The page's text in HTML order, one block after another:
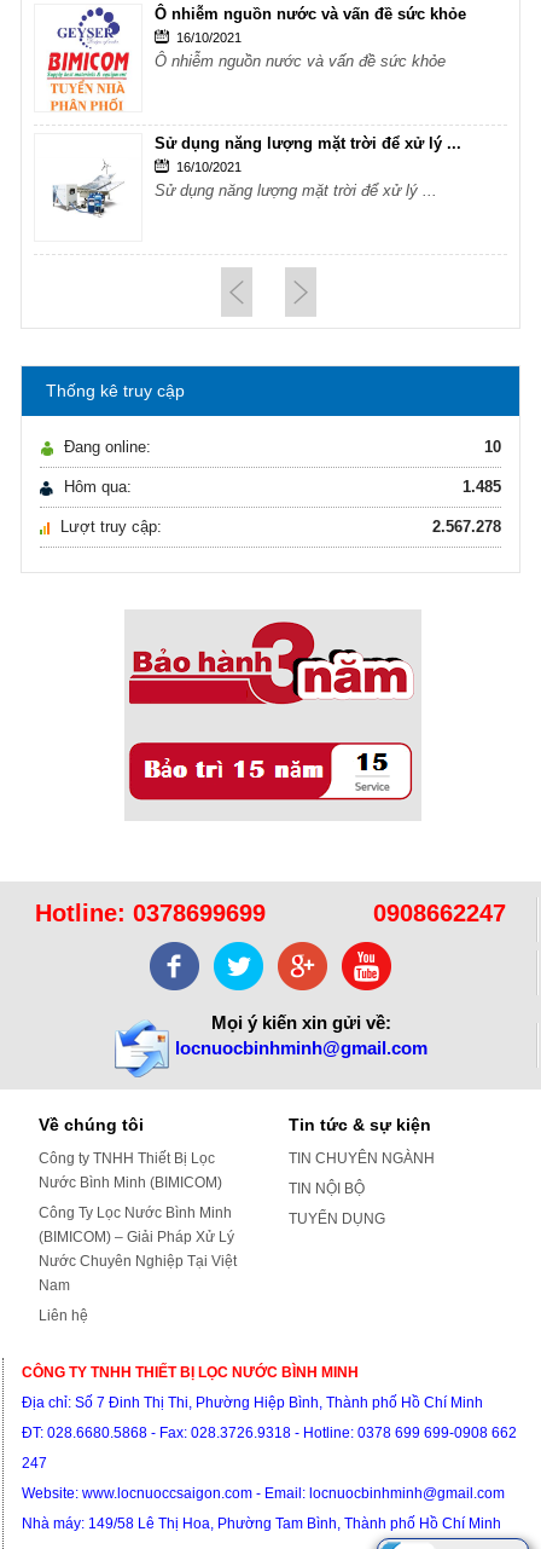
Ô nhiễm nguồn nước và vấn đề sức khỏe
16/10/2021
Ô nhiễm nguồn nước và vấn đề sức khỏe
Sử dụng năng lượng mặt trời để xử lý ...
16/10/2021
Sử dụng năng lượng mặt trời để xử lý ...
Hướng dẫn lựa chọn máy lọc nước Gia ...
21/10/2021
Hướng dẫn lựa chọn máy lọc nước Gia ...
Ô nhiễm nguồn nước và vấn đề sức khỏe
Sử dụng năng lượng mặt trời để xử lý ...
Sử dụng năng lượng mặt trời để xử lý ...
Thống kê truy cập
Đang online: 10
Hôm qua: 1.485
Lượt truy cập: 2.567.278
Hotline: 0378699699 0908662247
Mọi ý kiến xin gửi về:
locnuocbinhminh@gmail.com
Về chúng tôi
Công ty TNHH Thiết Bị Lọc
Nước Bình Minh (BIMICOM)
Công Ty Lọc Nước Bình Minh
(BIMICOM) – Giải Pháp Xử Lý
Nước Chuyên Nghiệp Tại Việt
Nam
Liên hệ
Tin tức & sự kiện
TIN CHUYÊN NGÀNH
TIN NỘI BỘ
TUYỂN DỤNG
CÔNG TY TNHH THIẾT BỊ LỌC NƯỚC BÌNH MINH
Địa chỉ: Số 7 Đinh Thị Thi, Phường Hiệp Bình, Thành phố Hồ Chí Minh
ĐT: 028.6680.5868 - Fax: 028.3726.9318 - Hotline: 0378 699 699-0908 662
247
Website: www.locnuoccsaigon.com - Email: locnuocbinhminh@gmail.com
Nhà máy: 149/58 Lê Thị Hoa, Phường Tam Bình, Thành phố Hồ Chí Minh